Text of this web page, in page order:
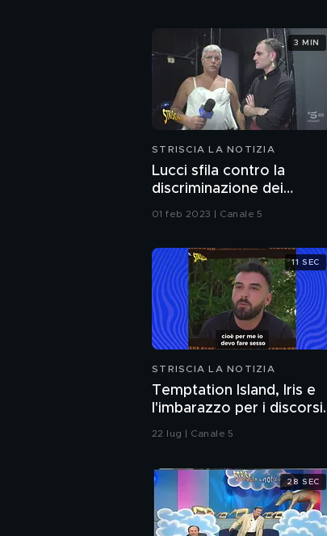
STRISCIA LA NOTIZIA
Lucci sfila contro la
discriminazione dei
capezzoli femminili
01 feb 2023 | Canale 5
3 MIN
STRISCIA LA NOTIZIA
Temptation Island, Iris e
l'imbarazzo per i discorsi
del fidanzato Andrea sul
22 lug | Canale 5
11 SEC
28 SEC